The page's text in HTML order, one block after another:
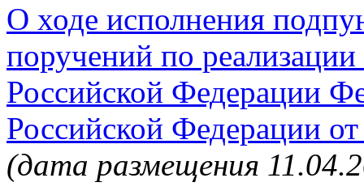
О ходе исполнения
поручений по
Российской Федерации
Российской Федерации
(дата размещения